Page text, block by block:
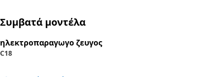
Συμβατά μοντέλα
ηλεκτροπαραγωγο ζευγος
C18